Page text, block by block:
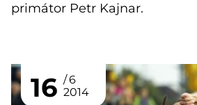
primátor Petr Kajnar.
16
6
2014